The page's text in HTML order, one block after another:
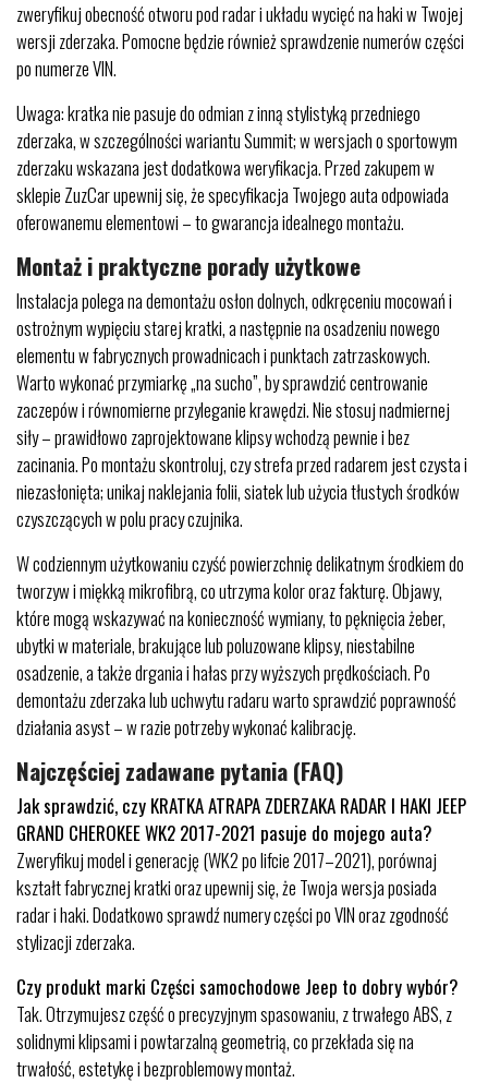
zweryfikuj obecność otworu pod radar i układu wycięć na haki w Twojej
wersji zderzaka. Pomocne będzie również sprawdzenie numerów części
po numerze VIN.
Uwaga: kratka nie pasuje do odmian z inną stylistyką przedniego
zderzaka, w szczególności wariantu Summit; w wersjach o sportowym
zderzaku wskazana jest dodatkowa weryfikacja. Przed zakupem w
sklepie ZuzCar upewnij się, że specyfikacja Twojego auta odpowiada
oferowanemu elementowi – to gwarancja idealnego montażu.
Montaż i praktyczne porady użytkowe
Instalacja polega na demontażu osłon dolnych, odkręceniu mocowań i
ostrożnym wypięciu starej kratki, a następnie na osadzeniu nowego
elementu w fabrycznych prowadnicach i punktach zatrzaskowych.
Warto wykonać przymiarkę „na sucho”, by sprawdzić centrowanie
zaczepów i równomierne przyleganie krawędzi. Nie stosuj nadmiernej
siły – prawidłowo zaprojektowane klipsy wchodzą pewnie i bez
zacinania. Po montażu skontroluj, czy strefa przed radarem jest czysta i
niezasłonięta; unikaj naklejania folii, siatek lub użycia tłustych środków
czyszczących w polu pracy czujnika.
W codziennym użytkowaniu czyść powierzchnię delikatnym środkiem do
tworzyw i miękką mikrofibrą, co utrzyma kolor oraz fakturę. Objawy,
które mogą wskazywać na konieczność wymiany, to pęknięcia żeber,
ubytki w materiale, brakujące lub poluzowane klipsy, niestabilne
osadzenie, a także drgania i hałas przy wyższych prędkościach. Po
demontażu zderzaka lub uchwytu radaru warto sprawdzić poprawność
działania asyst – w razie potrzeby wykonać kalibrację.
Najczęściej zadawane pytania (FAQ)
Jak sprawdzić, czy KRATKA ATRAPA ZDERZAKA RADAR I HAKI JEEP
GRAND CHEROKEE WK2 2017-2021 pasuje do mojego auta?
Zweryfikuj model i generację (WK2 po lifcie 2017–2021), porównaj
kształt fabrycznej kratki oraz upewnij się, że Twoja wersja posiada
radar i haki. Dodatkowo sprawdź numery części po VIN oraz zgodność
stylizacji zderzaka.
Czy produkt marki Części samochodowe Jeep to dobry wybór?
Tak. Otrzymujesz część o precyzyjnym spasowaniu, z trwałego ABS, z
solidnymi klipsami i powtarzalną geometrią, co przekłada się na
trwałość, estetykę i bezproblemowy montaż.